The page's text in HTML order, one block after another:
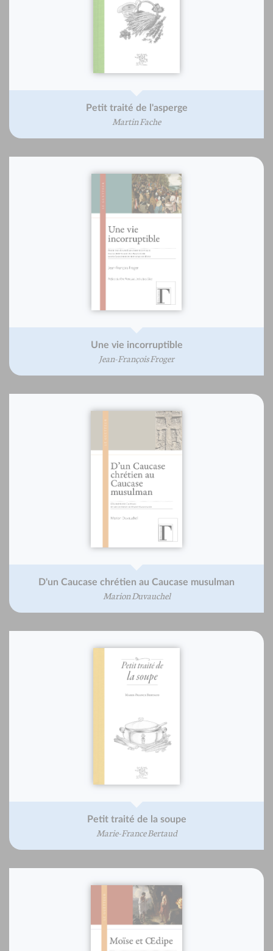
Petit traité de l'asperge
Martin Fache
Une vie incorruptible
Jean-François Froger
D'un Caucase chrétien au Caucase musulman
Marion Duvauchel
Petit traité de la soupe
Marie-France Bertaud